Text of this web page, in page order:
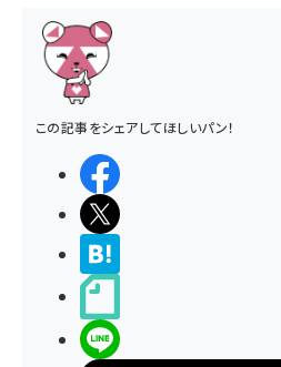
この記事をシェアしてほしいパン！